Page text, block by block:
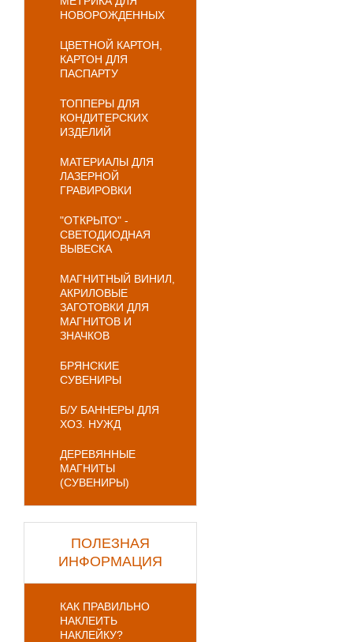
НОВОРОЖДЕННЫХ
ЦВЕТНОЙ КАРТОН,
КАРТОН ДЛЯ
ПАСПАРТУ
ТОППЕРЫ ДЛЯ
КОНДИТЕРСКИХ
ИЗДЕЛИЙ
МАТЕРИАЛЫ ДЛЯ
ЛАЗЕРНОЙ
ГРАВИРОВКИ
"ОТКРЫТО" -
СВЕТОДИОДНАЯ
ВЫВЕСКА
МАГНИТНЫЙ ВИНИЛ,
АКРИЛОВЫЕ
ЗАГОТОВКИ ДЛЯ
МАГНИТОВ И
ЗНАЧКОВ
БРЯНСКИЕ
СУВЕНИРЫ
Б/У БАННЕРЫ ДЛЯ
ХОЗ. НУЖД
ДЕРЕВЯННЫЕ
МАГНИТЫ
(СУВЕНИРЫ)
ПОЛЕЗНАЯ
ИНФОРМАЦИЯ
КАК ПРАВИЛЬНО
НАКЛЕИТЬ
НАКЛЕЙКУ?